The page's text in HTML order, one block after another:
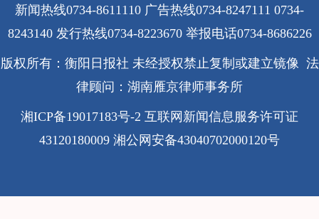
新闻热线0734-8611110 广告热线0734-8247111 0734-
8243140 发行热线0734-8223670 举报电话0734-8686226
版权所有：衡阳日报社 未经授权禁止复制或建立镜像 法
律顾问：湖南雁京律师事务所
湘ICP备19017183号-2 互联网新闻信息服务许可证
43120180009 湘公网安备43040702000120号